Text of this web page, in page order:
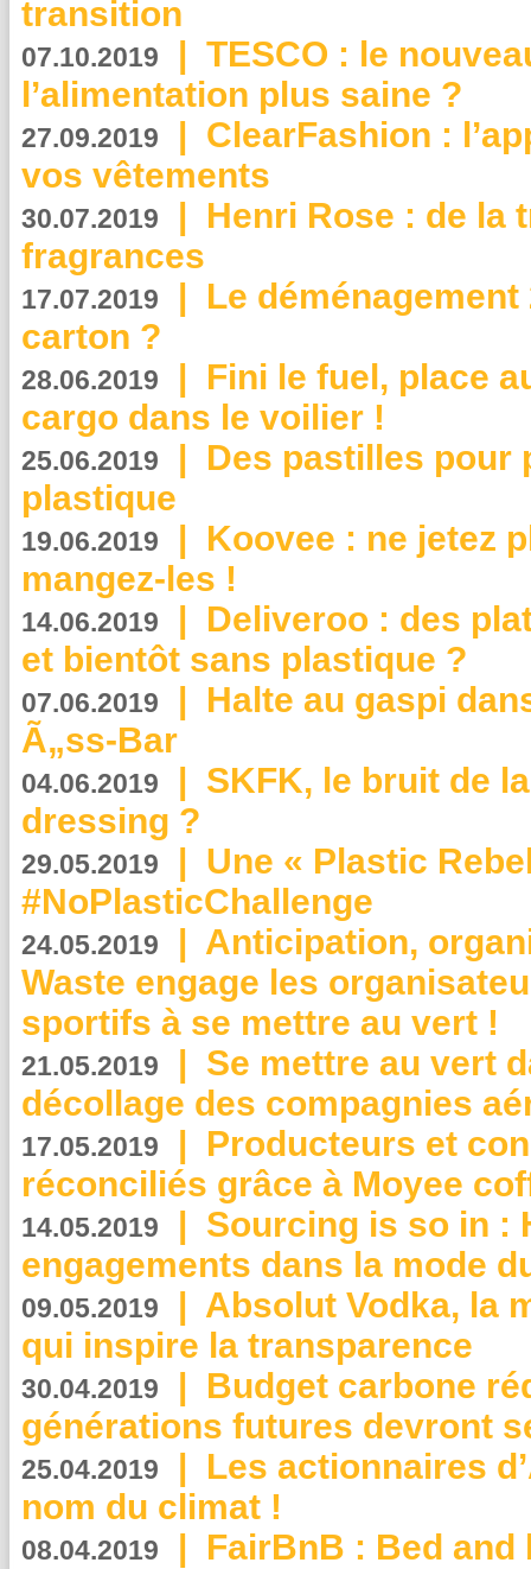
transition
07.10.2019 | TESCO : le
l’alimentation plus saine ?
27.09.2019 | ClearFashion :
vos vêtements
30.07.2019 | Henri Rose : de la
fragrances
17.07.2019 | Le
carton ?
28.06.2019 | Fini le fuel, place
cargo dans le voilier !
25.06.2019 | Des pastilles pour
plastique
19.06.2019 | Koovee : ne jetez
mangez-les !
14.06.2019 | Deliveroo : des
et bientôt sans plastique ?
07.06.2019 | Halte au gaspi
Ã„ss-Bar
04.06.2019 | SKFK, le bruit de
dressing ?
29.05.2019 | Une « Plastic
#NoPlasticChallenge
24.05.2019 | Anticipation,
Waste engage les
sportifs à se mettre au vert !
21.05.2019 | Se mettre au vert
décollage des compagnies
17.05.2019 | Producteurs et
réconciliés grâce à Moyee
14.05.2019 | Sourcing is so in :
engagements dans la mode
09.05.2019 | Absolut Vodka, la
qui inspire la transparence
30.04.2019 | Budget carbone
générations futures devront
25.04.2019 | Les actionnaires
nom du climat !
08.04.2019 | FairBnB : Bed